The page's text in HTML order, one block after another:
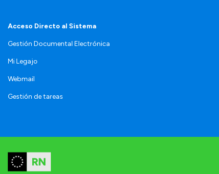
Acceso Directo al Sistema
Gestión Documental Electrónica
Mi Legajo
Webmail
Gestión de tareas